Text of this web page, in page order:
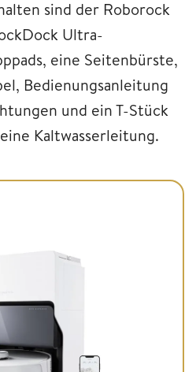
sind der Roborock
Ultra-
eine Seitenbürste,
Bedienungsanleitung
und ein T-Stück
Kaltwasserleitung.